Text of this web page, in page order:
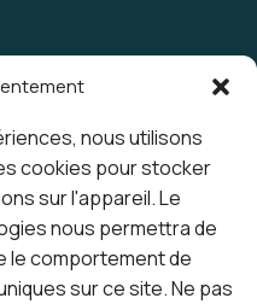
nous utilisons
cookies pour stocker
sur l'appareil. Le
nous permettra de
le comportement de
sur ce site. Ne pas